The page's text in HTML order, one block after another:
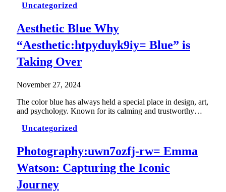
Uncategorized
Aesthetic Blue Why
“Aesthetic:htpyduyk9iy= Blue” is
Taking Over
November 27, 2024
The color blue has always held a special place in design, art,
and psychology. Known for its calming and trustworthy…
Uncategorized
Photography:uwn7ozfj-rw= Emma
Watson: Capturing the Iconic
Journey